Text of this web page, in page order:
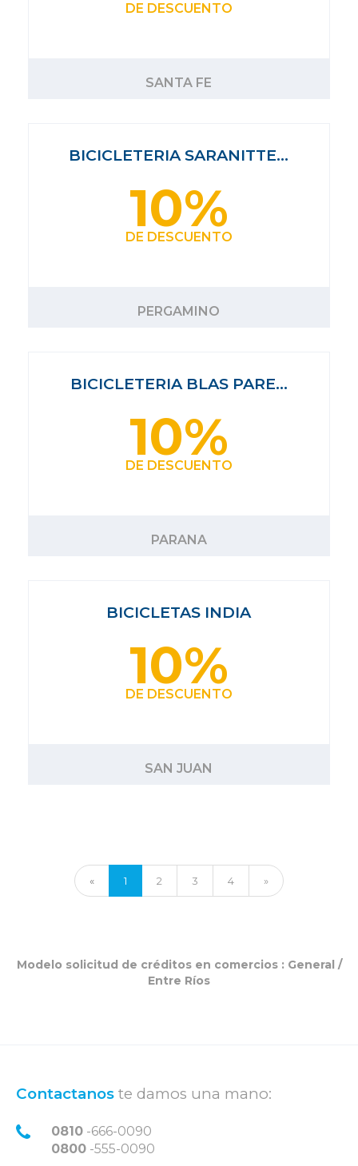
DE DESCUENTO
SANTA FE
BICICLETERIA SARANITTE…
10%
DE DESCUENTO
PERGAMINO
BICICLETERIA BLAS PARE…
10%
DE DESCUENTO
PARANA
BICICLETAS INDIA
10%
DE DESCUENTO
SAN JUAN
« 1 2 3 4 »
Modelo solicitud de créditos en comercios : General /
Entre Ríos
Contactanos te damos una mano:
0810 -666-0090
0800 -555-0090